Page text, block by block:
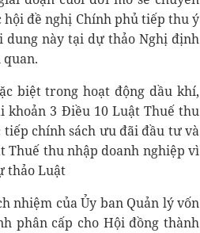
hội đề nghị Chính phủ tiếp thu ý
dung này tại dự thảo Nghị định
quan.
biệt trong hoạt động dầu khí,
khoản 3 Điều 10 Luật Thuế thu
chính sách ưu đãi đầu tư và
Thuế thu nhập doanh nghiệp vì
thảo Luật
nhiệm của Ủy ban Quản lý vốn
phân cấp cho Hội đồng thành